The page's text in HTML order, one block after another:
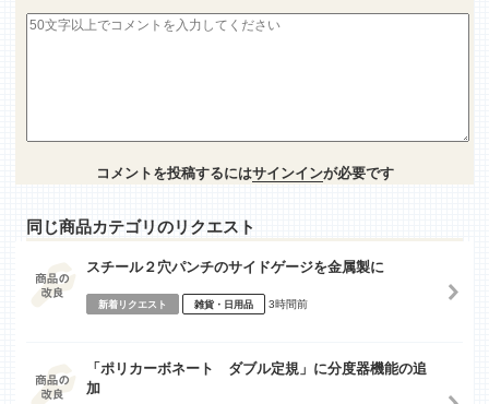
コメントを投稿するにはサインインが必要です
同じ商品カテゴリのリクエスト
スチール２穴パンチのサイドゲージを金属製に
新着リクエスト 雑貨・日用品 3時間前
「ポリカーボネート ダブル定規」に分度器機能の追
加